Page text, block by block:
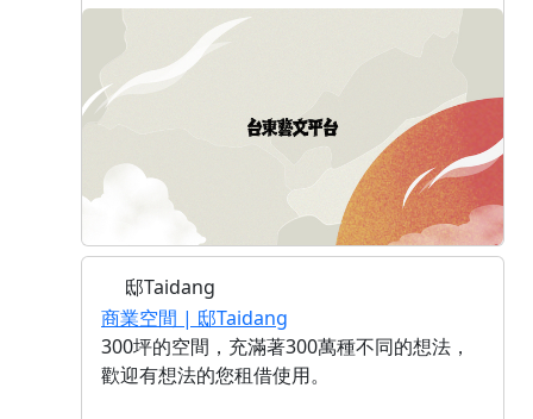
邸Taidang
商業空間 | 邸Taidang
300坪的空間，充滿著300萬種不同的想法，
歡迎有想法的您租借使用。